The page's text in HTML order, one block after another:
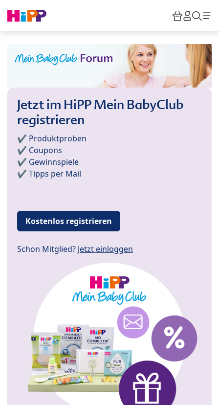
HiPP
Jetzt im HiPP Mein BabyClub
registrieren
✔️ Produktproben
✔️ Coupons
✔️ Gewinnspiele
✔️ Tipps per Mail
Kostenlos registrieren
Schon Mitglied? Jetzt einloggen